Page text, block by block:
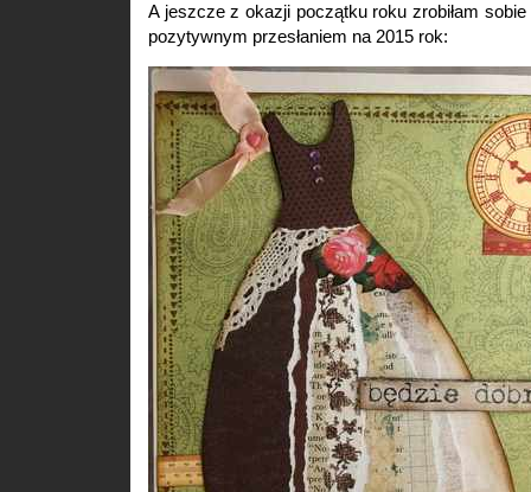
A jeszcze z okazji początku roku zrobiłam
pozytywnym przesłaniem na 2015 rok: